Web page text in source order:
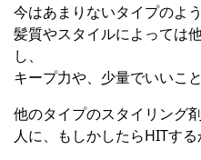
今はあまりないタイプのよ
髪質やスタイルによっては
し、
キープ力や、少量でいいこ
他のタイプのスタイリング
人に、もしかしたらHITする